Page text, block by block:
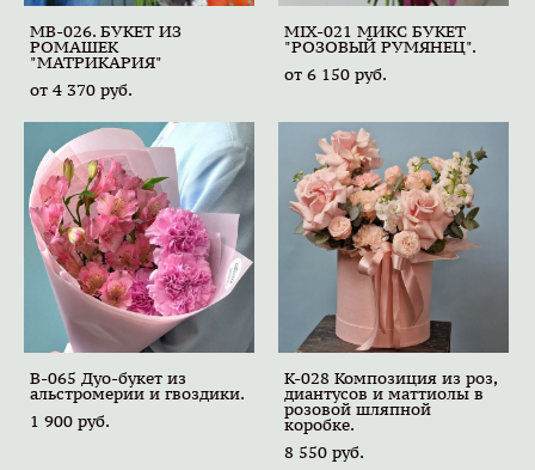
MB-026. БУКЕТ ИЗ
РОМАШЕК
"МАТРИКАРИЯ"
от 4 370 pуб.
MIX-021 МИКС БУКЕТ
"РОЗОВЫЙ РУМЯНЕЦ".
от 6 150 pуб.
B-065 Дуо-букет из
альстромерии и гвоздики.
1 900 pуб.
K-028 Композиция из роз,
диантусов и маттиолы в
розовой шляпной
коробке.
8 550 pуб.